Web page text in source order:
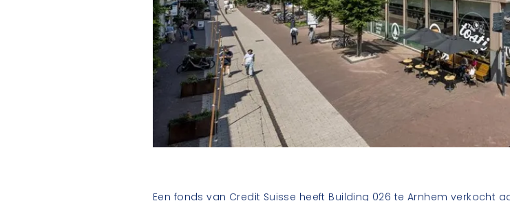
Een fonds van Credit Suisse heeft Building 026 te Arnhem verkocht